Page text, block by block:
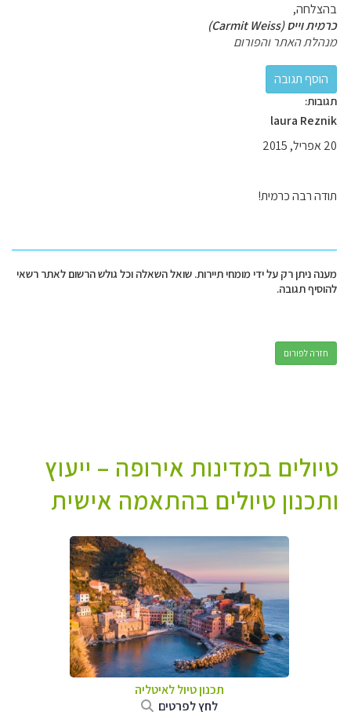
בהצלחה,
כרמית וייס (Carmit Weiss)
מנהלת האתר והפורום
תגובות:
laura Reznik
20 אפריל, 2015
תודה רבה כרמית!
מענה ניתן רק על ידי מומחי תיירות. שואל השאלה וכל גולש הרשום לאתר רשאי
להוסיף תגובה.
חזרה לפורום
טיולים במדינות אירופה – ייעוץ
ותכנון טיולים בהתאמה אישית
תכנון טיול לאיטליה
לחץ לפרטים